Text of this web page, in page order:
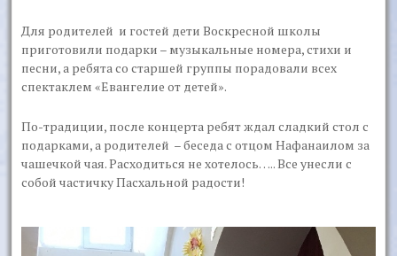
Для родителей и гостей дети Воскресной школы
приготовили подарки – музыкальные номера, стихи и
песни, а ребята со старшей группы порадовали всех
спектаклем «Евангелие от детей».
По-традиции, после концерта ребят ждал сладкий стол с
подарками, а родителей – беседа с отцом Нафанаилом за
чашечкой чая. Расходиться не хотелось….. Все унесли с
собой частичку Пасхальной радости!